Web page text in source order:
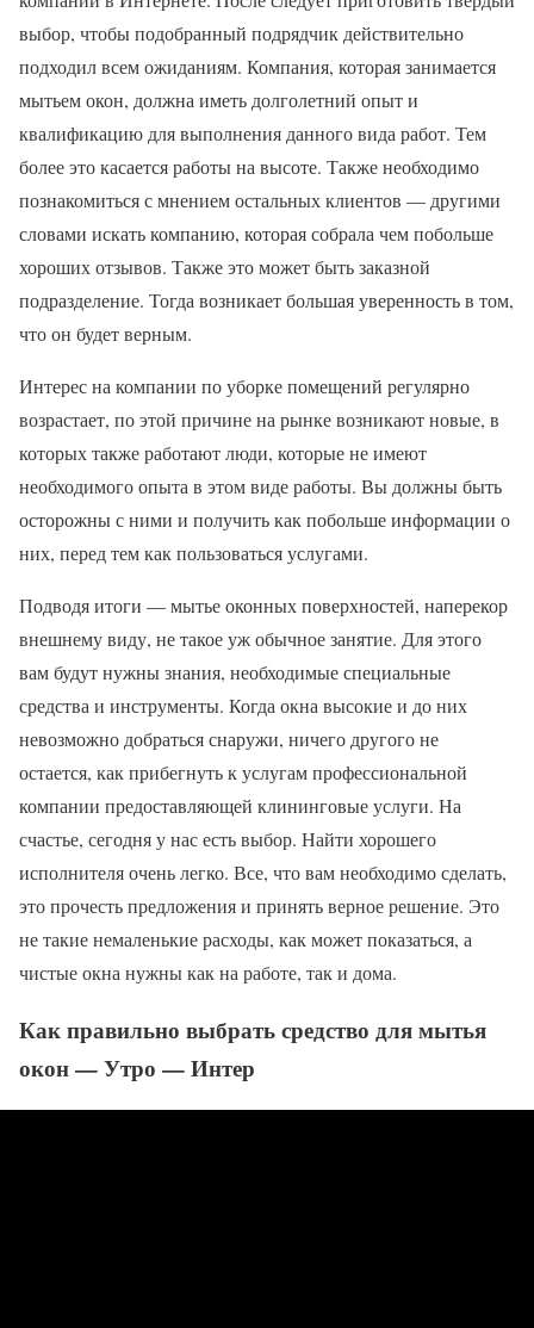
выбор, чтобы подобранный подрядчик действительно
подходил всем ожиданиям. Компания, которая занимается
мытьем окон, должна иметь долголетний опыт и
квалификацию для выполнения данного вида работ. Тем
более это касается работы на высоте. Также необходимо
познакомиться с мнением остальных клиентов — другими
словами искать компанию, которая собрала чем побольше
хороших отзывов. Также это может быть заказной
подразделение. Тогда возникает большая уверенность в том,
что он будет верным.
Интерес на компании по уборке помещений регулярно
возрастает, по этой причине на рынке возникают новые, в
которых также работают люди, которые не имеют
необходимого опыта в этом виде работы. Вы должны быть
осторожны с ними и получить как побольше информации о
них, перед тем как пользоваться услугами.
Подводя итоги — мытье оконных поверхностей, наперекор
внешнему виду, не такое уж обычное занятие. Для этого
вам будут нужны знания, необходимые специальные
средства и инструменты. Когда окна высокие и до них
невозможно добраться снаружи, ничего другого не
остается, как прибегнуть к услугам профессиональной
компании предоставляющей клининговые услуги. На
счастье, сегодня у нас есть выбор. Найти хорошего
исполнителя очень легко. Все, что вам необходимо сделать,
это прочесть предложения и принять верное решение. Это
не такие немаленькие расходы, как может показаться, а
чистые окна нужны как на работе, так и дома.
Как правильно выбрать средство для мытья
окон — Утро — Интер